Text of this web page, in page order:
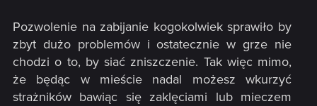
Pozwolenie na zabijanie kogokolwiek sprawiło by
zbyt dużo problemów i ostatecznie w grze nie
chodzi o to, by siać zniszczenie. Tak więc mimo,
że będąc w mieście nadal możesz wkurzyć
strażników bawiąc się zaklęciami lub mieczem